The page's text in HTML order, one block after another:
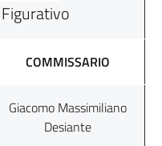
COMMISSARIO
Giacomo Massimiliano
Desiante